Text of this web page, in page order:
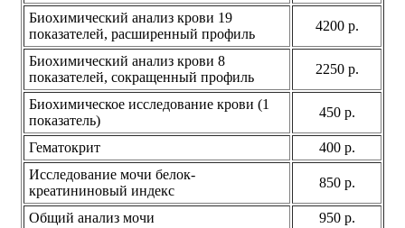
Биохимический анализ крови 19
показателей, расширенный профиль
4200 р.
Биохимический анализ крови 8
показателей, сокращенный профиль
2250 р.
Биохимическое исследование крови (1
показатель)
450 р.
Гематокрит
400 р.
Исследование мочи белок-
креатининовый индекс
850 р.
Общий анализ мочи
950 р.